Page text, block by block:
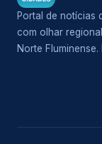
Portal de notícias
com olhar
Norte